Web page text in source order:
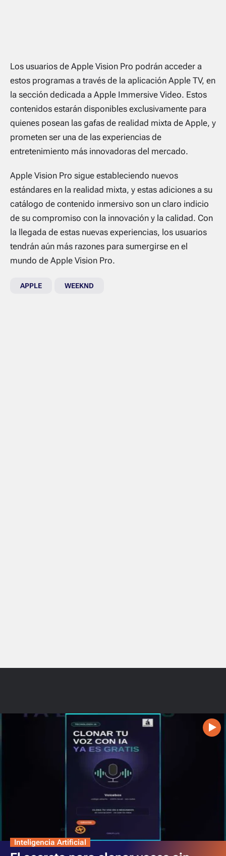
Los usuarios de Apple Vision Pro podrán acceder a
estos programas a través de la aplicación Apple TV, en
la sección dedicada a Apple Immersive Video. Estos
contenidos estarán disponibles exclusivamente para
quienes posean las gafas de realidad mixta de Apple, y
prometen ser una de las experiencias de
entretenimiento más innovadoras del mercado.
Apple Vision Pro sigue estableciendo nuevos
estándares en la realidad mixta, y estas adiciones a su
catálogo de contenido inmersivo son un claro indicio
de su compromiso con la innovación y la calidad. Con
la llegada de estas nuevas experiencias, los usuarios
tendrán aún más razones para sumergirse en el
mundo de Apple Vision Pro.
APPLE WEEKND